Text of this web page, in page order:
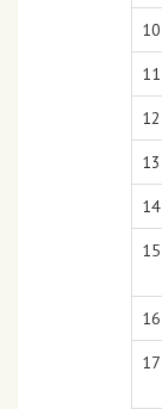
10
11
12
13
14
15
16
17